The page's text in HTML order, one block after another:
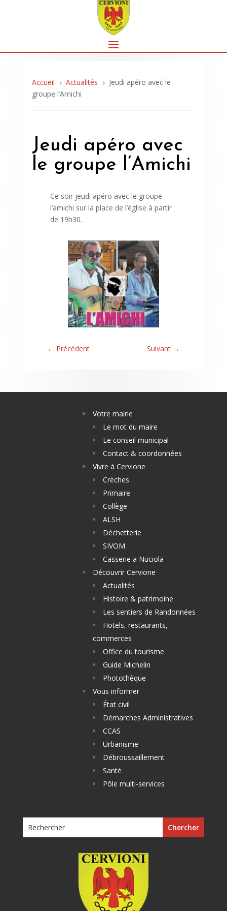
Accueil 5 Actualités 5
Jeudi apéro avec le
groupe l’Amichi
Jeudi apéro avec
le groupe l’Amichi
Ce soir jeudi apéro avec le groupe
l’amichi sur la place de l’église à partir
de 19h30.
← Précédent Suivant →
Votre mairie
Le mot du maire
Le conseil municipal
Contact & coordonnées
Vivre à Cervione
Crèches
Primaire
Collège
ALSH
Déchetterie
SIVOM
Casserie a Nuciola
Découvrir Cervione
Actualités
Histoire & patrimoine
Les sentiers de Randonnées
Hotels, restaurants,
commerces
Office du tourisme
Guide Michelin
Photothèque
Vous informer
État civil
Démarches Administratives
CCAS
Urbanisme
Débroussaillement
Santé
Pôle multi-services